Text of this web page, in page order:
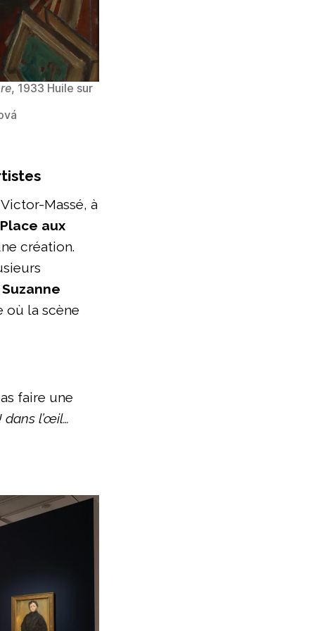
, 1933 Huile sur
Massé, à
aux
création.
Suzanne
où la scène
faire une
dans l’œil…